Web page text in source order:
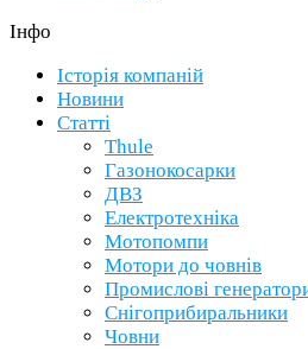
Інфо
Історія компаній
Новини
Статті
Thule
Газонокосарки
ДВЗ
Електротехніка
Мотопомпи
Мотори до човнів
Промислові
Снігоприбиральники
Човни